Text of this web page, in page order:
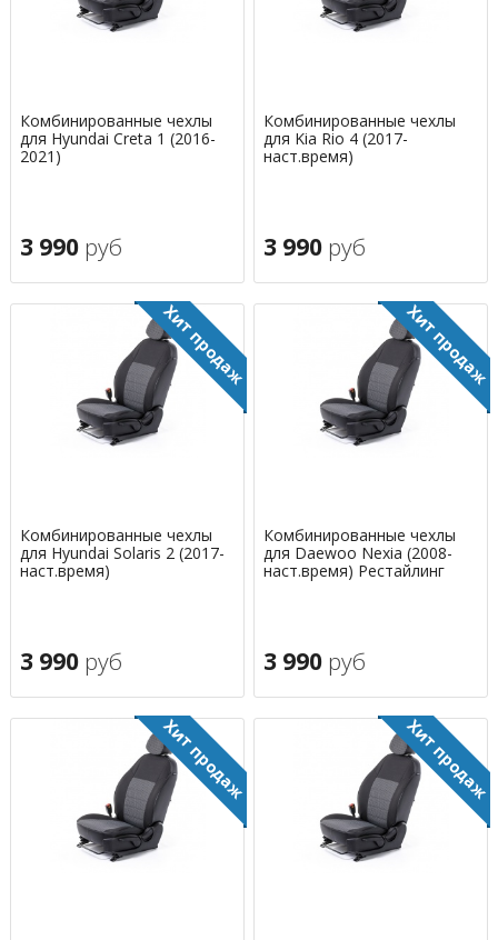
Комбинированные чехлы
для Hyundai Creta 1 (2016-
2021)
3 990 руб
Комбинированные чехлы
для Kia Rio 4 (2017-
наст.время)
3 990 руб
Комбинированные чехлы
для Hyundai Solaris 2 (2017-
наст.время)
3 990 руб
Комбинированные чехлы
для Daewoo Nexia (2008-
наст.время) Рестайлинг
3 990 руб